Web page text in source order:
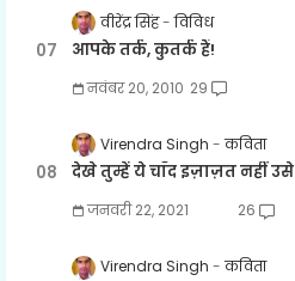
वीरेंद्र सिंह विविध
आपके तर्क, कुतर्क हैं!
नवंबर 20, 2010 29
Virendra Singh कविता
देखे तुम्हें ये चाँद इज़ाज़त नहीं उसे
जनवरी 22, 2021 26
Virendra Singh कविता